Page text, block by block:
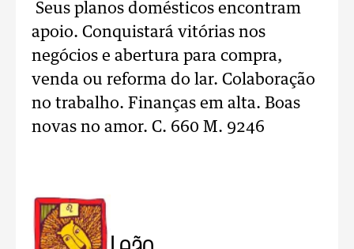
Seus planos domésticos encontram
apoio. Conquistará vitórias nos
negócios e abertura para compra,
venda ou reforma do lar. Colaboração
no trabalho. Finanças em alta. Boas
novas no amor. C. 660 M. 9246